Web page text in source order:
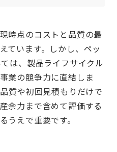
時点のコストと品質の最
ています。しかし、ペッ
は、製品ライフサイクル
業の競争力に直結しま
質や初回見積もりだけで
余力まで含めて評価する
うえで重要です。